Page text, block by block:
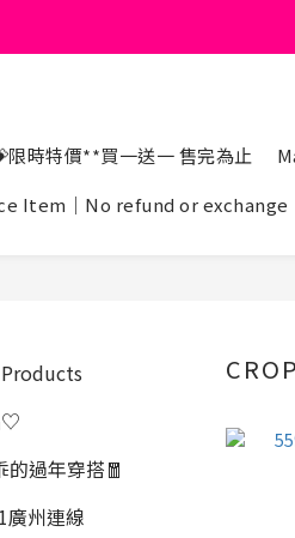
限時特價**買一送一 售完為止
Item｜No refund or exchange
♡
的過年穿搭🧧
廣州連線